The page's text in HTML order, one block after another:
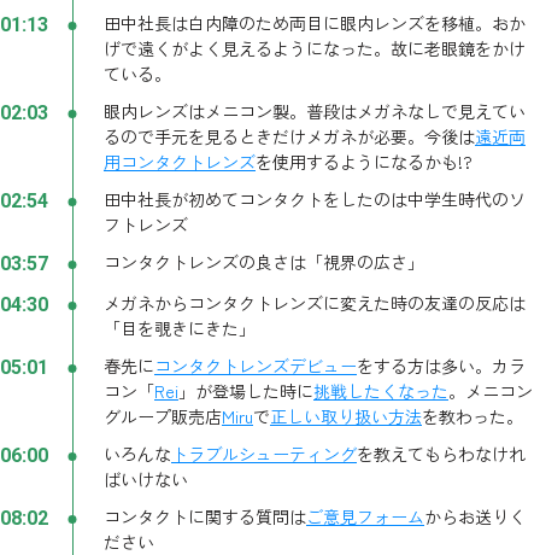
01:13
田中社長は白内障のため両目に眼内レンズを移植。おか
げで遠くがよく見えるようになった。故に老眼鏡をかけ
ている。
02:03
眼内レンズはメニコン製。普段はメガネなしで見えてい
るので手元を見るときだけメガネが必要。今後は遠近両
用コンタクトレンズを使用するようになるかも!?
02:54
田中社長が初めてコンタクトをしたのは中学生時代のソ
フトレンズ
03:57 コンタクトレンズの良さは「視界の広さ」
04:30
メガネからコンタクトレンズに変えた時の友達の反応は
「目を覗きにきた」
05:01 春先にコンタクトレンズデビューをする方は多い。カラ
コン「Rei 」が登場した時に挑戦したくなった。メニコン
グループ販売店Miruで正しい取り扱い方法を教わった。
06:00 いろんな トラブルシューティングを教えてもらわなけれ
ばいけない
08:02 コンタクトに関する質問はご意見フォームからお送りく
ださい